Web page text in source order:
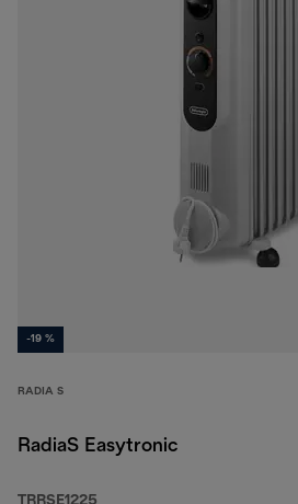
-19 %
RADIA S
RadiaS Easytronic